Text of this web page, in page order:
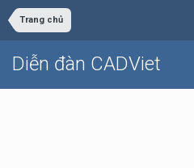
Trang chủ
Diễn đàn CADViet